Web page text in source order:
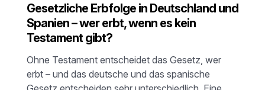
Gesetzliche Erbfolge in Deutschland und
Spanien – wer erbt, wenn es kein
Testament gibt?
Ohne Testament entscheidet das Gesetz, wer
erbt – und das deutsche und das spanische